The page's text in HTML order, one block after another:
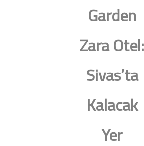
Garden
Zara Otel:
Sivas’ta
Kalacak
Yer